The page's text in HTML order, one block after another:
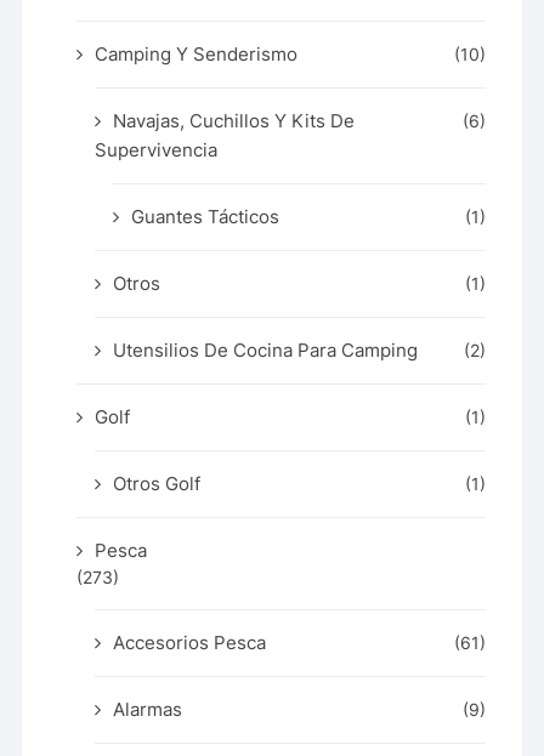
Camping Y Senderismo (10)
Navajas, Cuchillos Y Kits De
Supervivencia
(6)
Guantes Tácticos (1)
Otros (1)
Utensilios De Cocina Para Camping (2)
Golf (1)
Otros Golf (1)
Pesca
(273)
Accesorios Pesca (61)
Alarmas (9)